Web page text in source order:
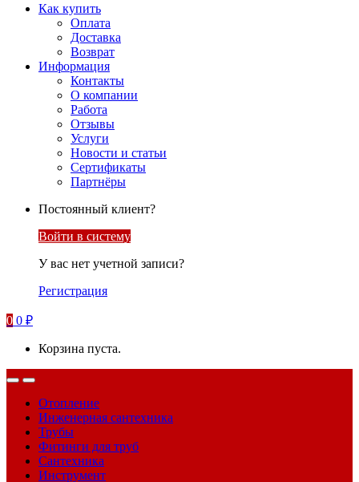
Как купить
Оплата
Доставка
Возврат
Информация
Контакты
О компании
Работа
Отзывы
Услуги
Новости и статьи
Сертификаты
Партнёры
Постоянный клиент?
Войти в систему
У вас нет учетной записи?
Регистрация
0 0 ₽
Корзина пуста.
Отопление
Инженерная сантехника
Трубы
Фитинги для труб
Сантехника
Инструмент